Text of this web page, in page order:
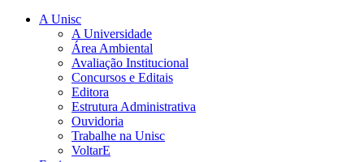
A Unisc
A Universidade
Área Ambiental
Avaliação Institucional
Concursos e Editais
Editora
Estrutura Administrativa
Ouvidoria
Trabalhe na Unisc
VoltarE